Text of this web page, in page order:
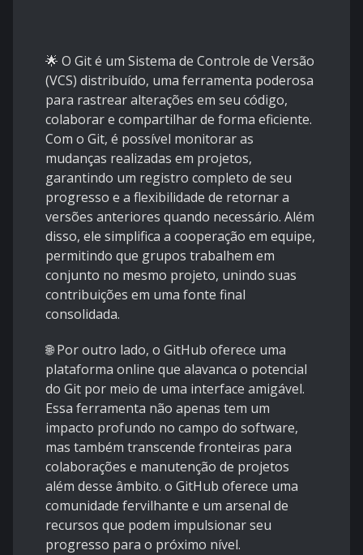
🌟 O Git é um Sistema de Controle de Versão
(VCS) distribuído, uma ferramenta poderosa
para rastrear alterações em seu código,
colaborar e compartilhar de forma eficiente.
Com o Git, é possível monitorar as
mudanças realizadas em projetos,
garantindo um registro completo de seu
progresso e a flexibilidade de retornar a
versões anteriores quando necessário. Além
disso, ele simplifica a cooperação em equipe,
permitindo que grupos trabalhem em
conjunto no mesmo projeto, unindo suas
contribuições em uma fonte final
consolidada.
🌐 Por outro lado, o GitHub oferece uma
plataforma online que alavanca o potencial
do Git por meio de uma interface amigável.
Essa ferramenta não apenas tem um
impacto profundo no campo do software,
mas também transcende fronteiras para
colaborações e manutenção de projetos
além desse âmbito. o GitHub oferece uma
comunidade fervilhante e um arsenal de
recursos que podem impulsionar seu
progresso para o próximo nível.